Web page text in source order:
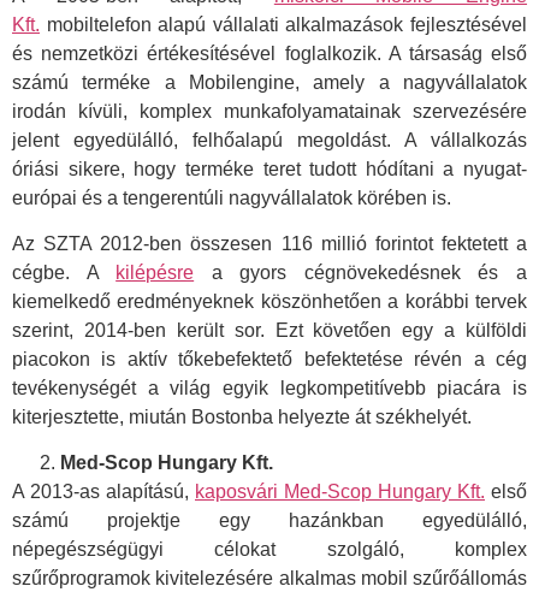
Kft. mobiltelefon alapú vállalati alkalmazások fejlesztésével
és nemzetközi értékesítésével foglalkozik. A társaság első
számú terméke a Mobilengine, amely a nagyvállalatok
irodán kívüli, komplex munkafolyamatainak szervezésére
jelent egyedülálló, felhőalapú megoldást. A vállalkozás
óriási sikere, hogy terméke teret tudott hódítani a nyugat-
európai és a tengerentúli nagyvállalatok körében is.
Az SZTA 2012-ben összesen 116 millió forintot fektetett a
cégbe. A
kilépésre a gyors cégnövekedésnek és a
kiemelkedő eredményeknek köszönhetően a korábbi tervek
szerint, 2014-ben került sor. Ezt követően egy a külföldi
piacokon is aktív tőkebefektető befektetése révén a cég
tevékenységét a világ egyik legkompetitívebb piacára is
kiterjesztette, miután Bostonba helyezte át székhelyét.
Med-Scop Hungary Kft.
A 2013-as alapítású, kaposvári Med-Scop Hungary Kft. első
számú projektje egy hazánkban egyedülálló,
népegészségügyi célokat szolgáló, komplex
szűrőprogramok kivitelezésére alkalmas mobil szűrőállomás